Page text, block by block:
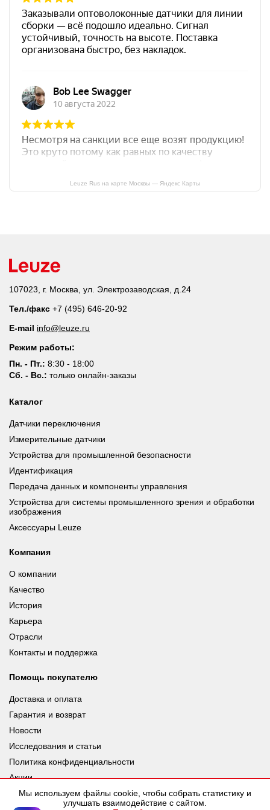
Leuze Rus на карте Москвы — Яндекс Карты
107023, г. Москва, ул. Электрозаводская, д.24
Тел./факс +7 (495) 646-20-92
E-mail info@leuze.ru
Режим работы:
Пн. - Пт.: 8:30 - 18:00
Сб. - Вс.: только онлайн-заказы
Каталог
Датчики переключения
Измерительные датчики
Устройства для промышленной безопасности
Идентификация
Передача данных и компоненты управления
Устройства для системы промышленного зрения и обработки
изображения
Аксессуары Leuze
Компания
О компании
Качество
История
Карьера
Отрасли
Контакты и поддержка
Помощь покупателю
Доставка и оплата
Гарантия и возврат
Новости
Исследования и статьи
Политика конфиденциальности
Акции
Мы используем файлы cookie, чтобы собрать статистику и
улучшать взаимодействие с сайтом.